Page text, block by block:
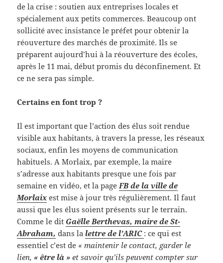
de la crise : soutien aux entreprises locales et
spécialement aux petits commerces. Beaucoup ont
sollicité avec insistance le préfet pour obtenir la
réouverture des marchés de proximité. Ils se
préparent aujourd’hui à la réouverture des écoles,
après le 11 mai, début promis du déconfinement. Et
ce ne sera pas simple.
Certains en font trop ?
Il est important que l’action des élus soit rendue
visible aux habitants, à travers la presse, les réseaux
sociaux, enfin les moyens de communication
habituels. A Morlaix, par exemple, la maire
s’adresse aux habitants presque une fois par
semaine en vidéo, et la page FB de la ville de
Morlaix est mise à jour très régulièrement. Il faut
aussi que les élus soient présents sur le terrain.
Comme le dit Gaëlle Berthevas, maire de St-
Abraham, dans lalettre de l’ARIC : ce qui est
essentiel c’est de « maintenir le contact, garder le
lien, « être là » et savoir qu’ils peuvent compter sur